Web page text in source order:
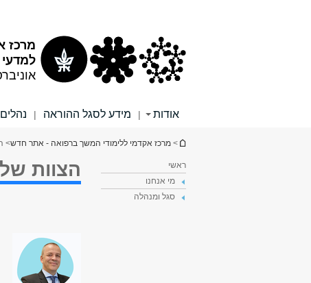
מרכז
אודות | מידע לסגל ההוראה |
הינך נמצא כאן
> מרכז אקדמי ללימודי המשך ברפואה - אתר חדש>
ראשי
מי אנחנו
סגל ומנהלה
הצוות